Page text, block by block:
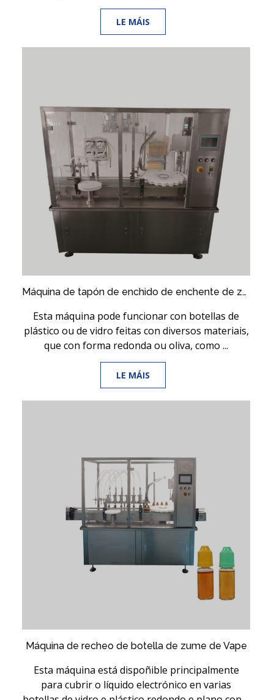
LE MÁIS
Máquina de tapón de enchido de enchente de zume de vape Vape
Esta máquina pode funcionar con botellas de
plástico ou de vidro feitas con diversos materiais,
que con forma redonda ou oliva, como ...
LE MÁIS
Máquina de recheo de botella de zume de Vape
Esta máquina está dispoñible principalmente
para cubrir o líquido electrónico en varias